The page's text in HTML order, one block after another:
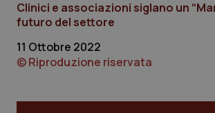
Clinici e associazioni siglano un
futuro del settore
11 Ottobre 2022
© Riproduzione riservata
I cookie necessari contribuiscono a rendere
sito web abilitandone funzionalità di base
protette del sito. Il sito web non è in grado
funzionare correttamente senza questi
VISITOR_PRIVACY_METADATA